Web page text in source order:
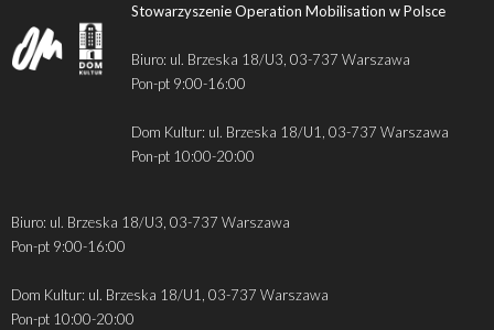
Stowarzyszenie Operation Mobilisation w Polsce
Biuro: ul. Brzeska 18/U3, 03-737 Warszawa
Pon-pt 9:00-16:00
Dom Kultur: ul. Brzeska 18/U1, 03-737 Warszawa
Pon-pt 10:00-20:00
Biuro: ul. Brzeska 18/U3, 03-737 Warszawa
Pon-pt 9:00-16:00
Dom Kultur: ul. Brzeska 18/U1, 03-737 Warszawa
Pon-pt 10:00-20:00